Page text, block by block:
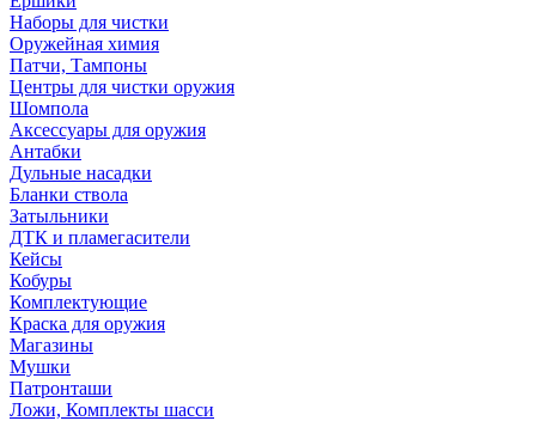
Наборы для чистки
Оружейная химия
Патчи, Тампоны
Центры для чистки оружия
Шомпола
Аксессуары для оружия
Антабки
Дульные насадки
Бланки ствола
Затыльники
ДТК и пламегасители
Кейсы
Кобуры
Комплектующие
Краска для оружия
Магазины
Мушки
Патронташи
Ложи, Комплекты шасси